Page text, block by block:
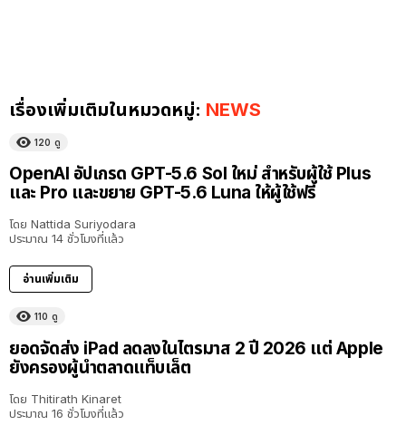
เรื่องเพิ่มเติมในหมวดหมู่: NEWS
120 ดู
OpenAI อัปเกรด GPT-5.6 Sol ใหม่ สำหรับผู้ใช้ Plus
และ Pro และขยาย GPT-5.6 Luna ให้ผู้ใช้ฟรี
โดย Nattida Suriyodara
ประมาณ 14 ชั่วโมงที่แล้ว
อ่านเพิ่มเติม
110 ดู
ยอดจัดส่ง iPad ลดลงในไตรมาส 2 ปี 2026 แต่ Apple
ยังครองผู้นำตลาดแท็บเล็ต
โดย Thitirath Kinaret
ประมาณ 16 ชั่วโมงที่แล้ว